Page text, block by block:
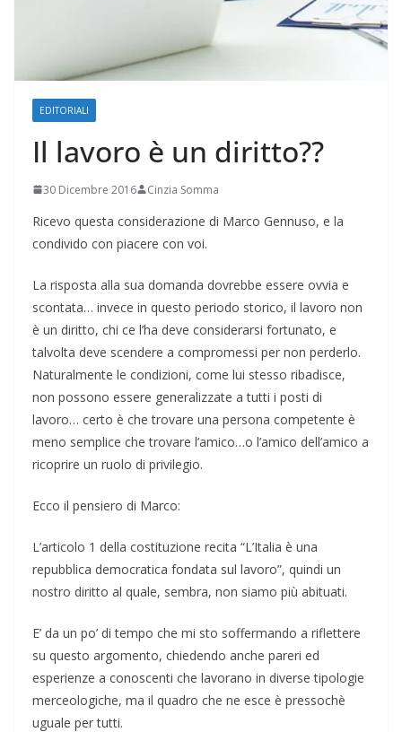
EDITORIALI
Il lavoro è un diritto??
30 Dicembre 2016 Cinzia Somma
Ricevo questa considerazione di Marco Gennuso, e la
condivido con piacere con voi.
La risposta alla sua domanda dovrebbe essere ovvia e
scontata… invece in questo periodo storico, il lavoro non
è un diritto, chi ce l’ha deve considerarsi fortunato, e
talvolta deve scendere a compromessi per non perderlo.
Naturalmente le condizioni, come lui stesso ribadisce,
non possono essere generalizzate a tutti i posti di
lavoro… certo è che trovare una persona competente è
meno semplice che trovare l’amico…o l’amico dell’amico a
ricoprire un ruolo di privilegio.
Ecco il pensiero di Marco:
L’articolo 1 della costituzione recita “L’Italia è una
repubblica democratica fondata sul lavoro”, quindi un
nostro diritto al quale, sembra, non siamo più abituati.
E’ da un po’ di tempo che mi sto soffermando a riflettere
su questo argomento, chiedendo anche pareri ed
esperienze a conoscenti che lavorano in diverse tipologie
merceologiche, ma il quadro che ne esce è pressochè
uguale per tutti.